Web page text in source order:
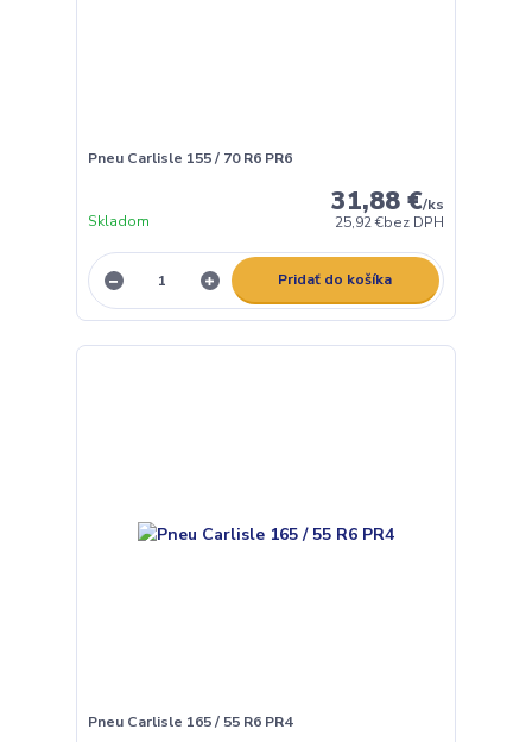
Pneu Carlisle 155 / 70 R6 PR6
31,88 €/ks
25,92 €bez DPH
Skladom
Pridať do košíka
Pneu Carlisle 165 / 55 R6 PR4